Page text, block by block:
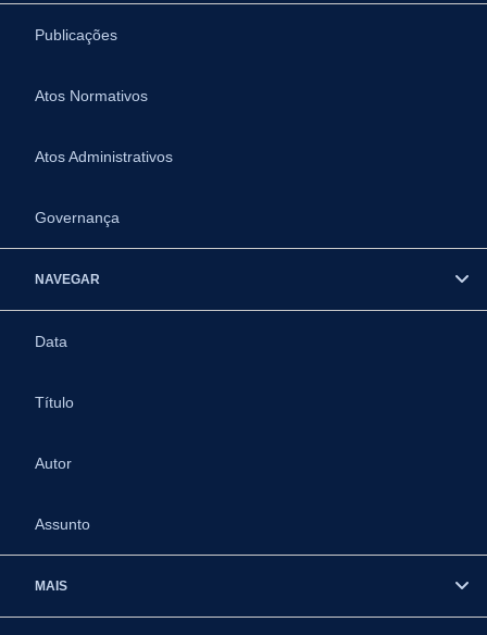
Publicações
Atos Normativos
Atos Administrativos
Governança
NAVEGAR
Data
Título
Autor
Assunto
MAIS